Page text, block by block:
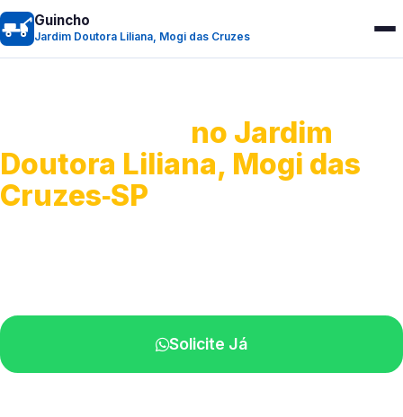
Guincho
Jardim Doutora Liliana, Mogi das Cruzes
no Jardim
Doutora Liliana, Mogi das
Cruzes‑SP
Solicite Já